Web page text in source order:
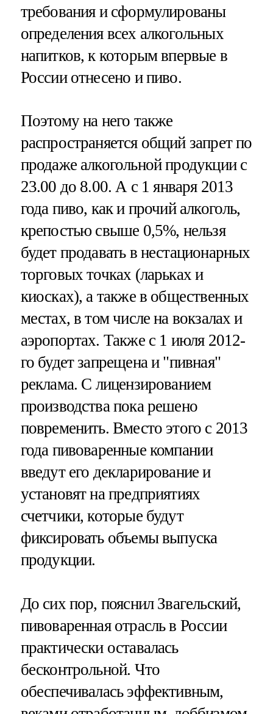
требования и сформулированы
определения всех алкогольных
напитков, к которым впервые в
России отнесено и пиво.
Поэтому на него также
распространяется общий запрет по
продаже алкогольной продукции с
23.00 до 8.00. А с 1 января 2013
года пиво, как и прочий алкоголь,
крепостью свыше 0,5%, нельзя
будет продавать в нестационарных
торговых точках (ларьках и
киосках), а также в общественных
местах, в том числе на вокзалах и
аэропортах. Также с 1 июля 2012-
го будет запрещена и "пивная"
реклама. С лицензированием
производства пока решено
повременить. Вместо этого с 2013
года пивоваренные компании
введут его декларирование и
установят на предприятиях
счетчики, которые будут
фиксировать объемы выпуска
продукции.
До сих пор, пояснил Звагельский,
пивоваренная отрасль в России
практически оставалась
бесконтрольной. Что
обеспечивалась эффективным,